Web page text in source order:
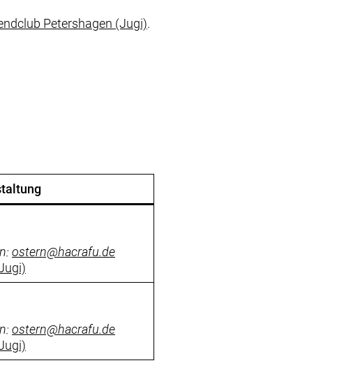
Petershagen (Jugi).
ostern@hacrafu.de
ostern@hacrafu.de